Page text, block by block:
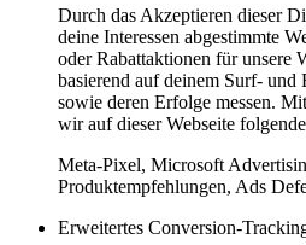
Durch das Akzeptieren dieser
deine Interessen abgestimmte
oder Rabattaktionen für unsere
basierend auf deinem Surf- und
sowie deren Erfolge messen.
wir auf dieser Webseite
Meta-Pixel, Microsoft
Produktempfehlungen, Ads
Erweitertes Conversion-